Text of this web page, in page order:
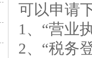
可以申请
1、“营业
2、“税务